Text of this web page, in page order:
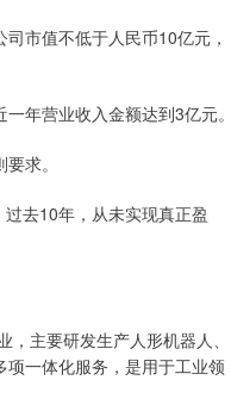
市值不低于人民币10亿元，
年营业收入金额达到3亿元。
求。
去10年，从未实现真正盈
主要研发生产人形机器人、
一体化服务，是用于工业领